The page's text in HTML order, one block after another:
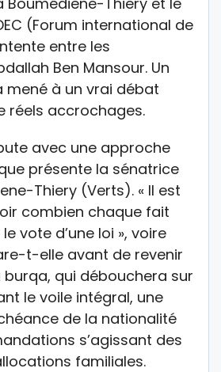
(Forum international de
entre les
Ben Mansour. Un
mené à un vrai débat
réels accrochages.
avec une approche
présente la sénatrice
Thiery (Verts). « Il est
combien chaque fait
vote d’une loi », voire
t-elle avant de revenir
burqa, qui débouchera sur
le voile intégral, une
de la nationalité
s’agissant des
familiales.